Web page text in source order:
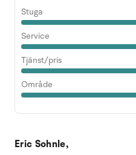
Stuga
Service
Tjänst/pris
Område
Eric Sohnle,